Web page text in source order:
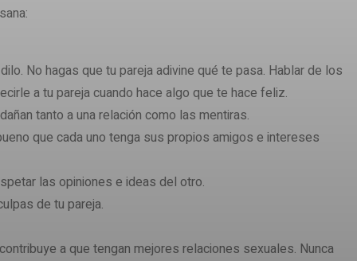
No hagas que tu pareja adivine qué te pasa. Hablar de los
a tu pareja cuando hace algo que te hace feliz.
tanto a una relación como las mentiras.
que cada uno tenga sus propios amigos e intereses
las opiniones e ideas del otro.
de tu pareja.
a que tengan mejores relaciones sexuales. Nunca